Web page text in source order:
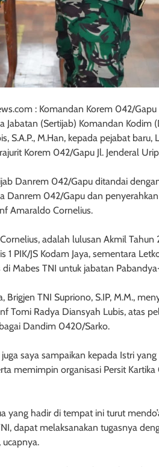
: Komandan Korem 042/
Jabatan (Sertijab) Komandan
S.A.P., M.Han, kepada pejabat
Korem 042/Gapu Jl. Jenderal
Danrem 042/Gapu ditandai
Danrem 042/Gapu dan
Amaraldo Cornelius.
adalah lulusan Akmil
1 PIK/JS Kodam Jaya, sementara
Mabes TNI untuk jabatan
Brigjen TNI Supriono, S.IP, M.M.,
Tomi Radya Diansyah Lubis, atas
Dandim 0420/Sarko.
saya sampaikan kepada Istri
memimpin organisasi Persit
yang hadir di tempat ini turut
dapat melaksanakan tugasnya
ucapnya.